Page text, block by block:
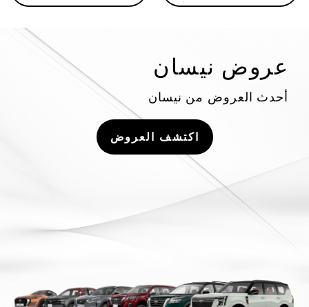
عروض نيسان
أحدث العروض من نيسان
اكتشف العروض